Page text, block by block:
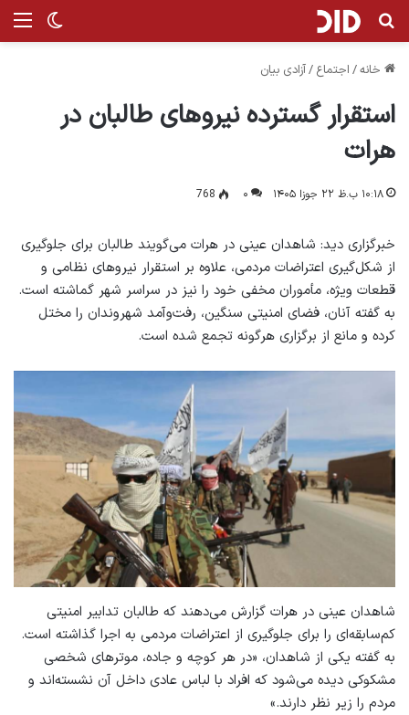
تغییر جستجو برای
خانه/ اجتماع /آزادی بیان
استقرار گسترده نیروهای طالبان در
هرات
۱۰:۱۸ ب.ظ ۲۲ جوزا ۱۴۰۵ ۰ 768
خبرگزاری دید: شاهدان عینی در هرات می‌گویند طالبان برای جلوگیری
از شکل‌گیری اعتراضات مردمی، علاوه بر استقرار نیروهای نظامی و
قطعات ویژه، مأموران مخفی خود را نیز در سراسر شهر گماشته است.
به گفته آنان، فضای امنیتی سنگین، رفت‌وآمد شهروندان را مختل
کرده و مانع از برگزاری هرگونه تجمع شده است.
شاهدان عینی در هرات گزارش می‌دهند که طالبان تدابیر امنیتی
کم‌سابقه‌ای را برای جلوگیری از اعتراضات مردمی به اجرا گذاشته است.
به گفته یکی از شاهدان، «در هر کوچه و جاده، موترهای شخصی
مشکوکی دیده می‌شود که افراد با لباس عادی داخل آن نشسته‌اند و
مردم را زیر نظر دارند.»